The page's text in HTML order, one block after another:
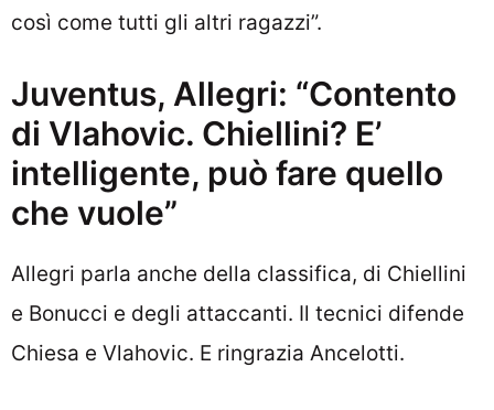
così come tutti gli altri ragazzi”.
Juventus, Allegri: “Contento
di Vlahovic. Chiellini? E’
intelligente, può fare quello
che vuole”
Allegri parla anche della classifica, di Chiellini
e Bonucci e degli attaccanti. Il tecnici difende
Chiesa e Vlahovic. E ringrazia Ancelotti.